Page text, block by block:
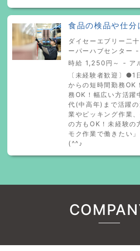
食品の検品や仕分
ダイセーエブリー二
ーパーハブセンター
時給 1,250円～ - ア
〔未経験者歓迎〕
からの短時間勤務OK
務OK！幅広い方活躍
代(中高年)まで活躍
業やピッキング作業
の方もOK！未経験の
モク作業で働きたい
(^^♪